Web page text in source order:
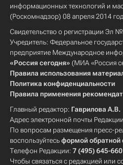
информационных технологий и
(Роскомнадзор) 08 апреля 2014
Свидетельство о регистрации Эл
Учредитель: Федеральное
предприятие Международное
«Россия сегодня» (МИА «Россия
Правила использования
Политика конфиденциальности
Правила применения
Главный редактор: Гаврилова А.В.
Адрес электронной почты
По вопросам размещения пресс-
воспользуйтесьформой обратной
Телефон Редакции: 7 (495) 645-
Чтобы связаться с редакцией или